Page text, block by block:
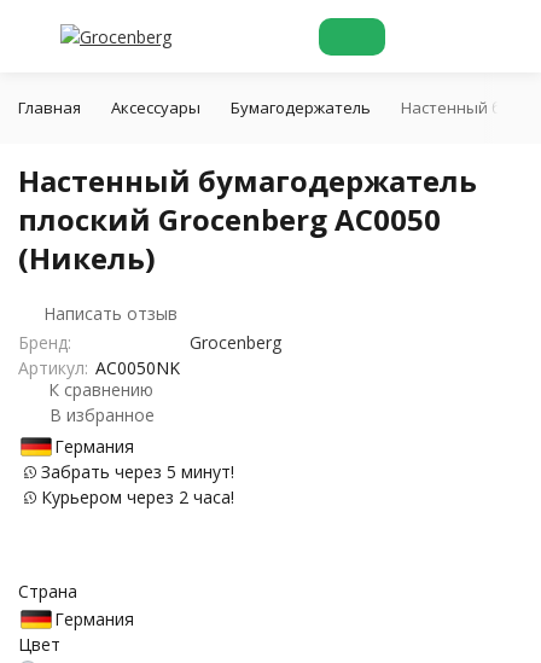
Главная Аксессуары Бумагодержатель Настенный
Настенный бумагодержатель
плоский Grocenberg AC0050
(Никель)
Написать отзыв
Бренд:
Grocenberg
Артикул: AC0050NK
К сравнению
В избранное
Германия
Забрать через 5 минут!
Курьером через 2 часа!
Страна
Германия
Цвет